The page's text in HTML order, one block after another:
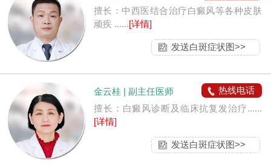
擅长：中西医结合治疗白癜风等各种皮肤
顽疾 ......[详情]
发送白斑症状图>>
金云桂 | 副主任医师
热线电话
擅长：白癜风诊断及临床抗复发治疗......
[详情]
发送白斑症状图>>